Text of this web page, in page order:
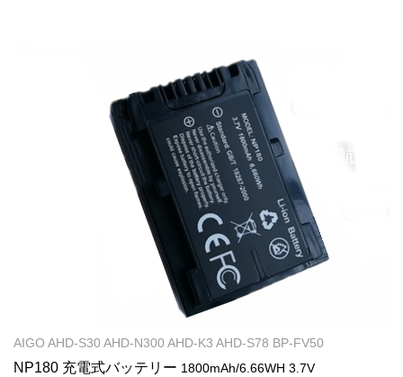
AIGO AHD-S30 AHD-N300 AHD-K3 AHD-S78 BP-FV50
NP180 充電式バッテリー 1800mAh/6.66WH 3.7V